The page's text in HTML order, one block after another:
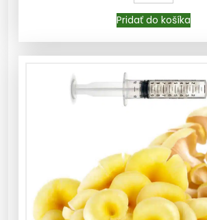
Pridať do košíka